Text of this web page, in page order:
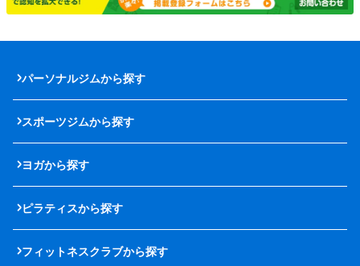
パーソナルジムから探す
スポーツジムから探す
ヨガから探す
ピラティスから探す
フィットネスクラブから探す